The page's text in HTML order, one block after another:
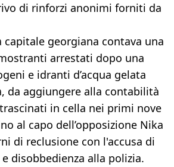
di rinforzi anonimi forniti da
georgiana contava una
arrestati dopo una
e idranti d’acqua gelata
da aggiungere alla contabilità
in cella nei primi nove
al capo dell’opposizione Nika
di reclusione con l'accusa di
disobbedienza alla polizia.